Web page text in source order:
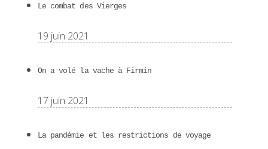
Le combat des Vierges
19 juin 2021
On a volé la vache à Firmin
17 juin 2021
La pandémie et les restrictions de voyage